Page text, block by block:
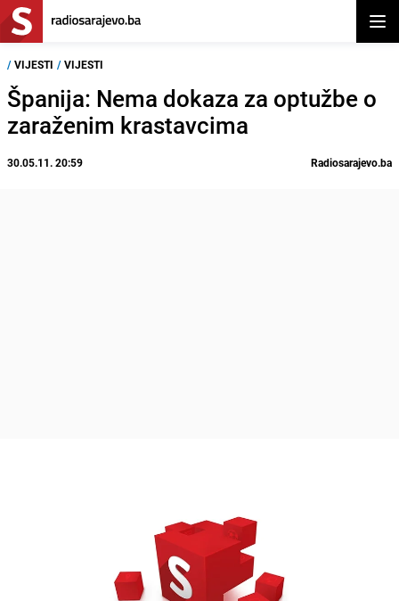
/ VIJESTI / VIJESTI
Španija: Nema dokaza za optužbe o
zaraženim krastavcima
30.05.11. 20:59 Radiosarajevo.ba